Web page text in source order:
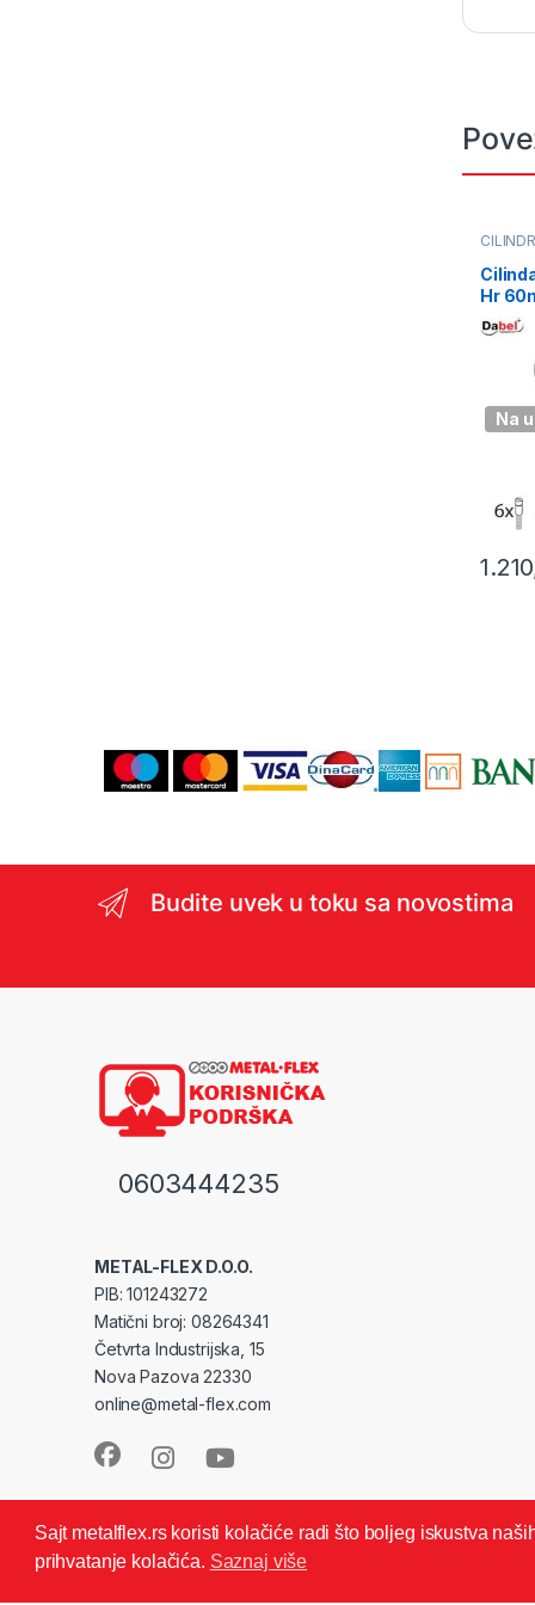
Na
Hr
DBP1
Budite uvek u toku sa novostima
0603444235
METAL-FLEX D.O.O.
PIB: 101243272
Matični broj: 08264341
Četvrta Industrijska, 15
Nova Pazova 22330
online@metal-flex.com
© METAL FLEX -Zadržava sva autorska prava
Sajt metalflex.rs koristi kolačiće radi što boljeg iskustva
prihvatanje kolačića. Saznaj više